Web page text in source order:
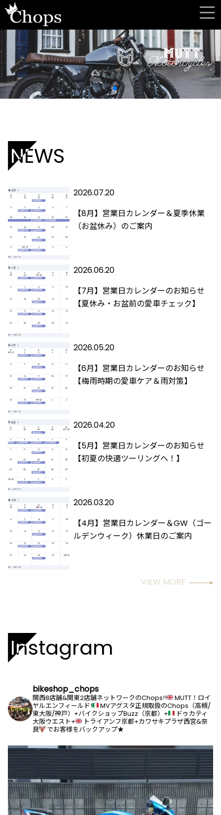
NEWS
2026.07.20
【8月】営業日カレンダー＆夏季休業
（お盆休み）のご案内
2026.06.20
【7月】営業日カレンダーのお知らせ
【夏休み・お盆前の愛車チェック】
2026.05.20
【6月】営業日カレンダーのお知らせ
【梅雨時期の愛車ケア＆雨対策】
2026.04.20
【5月】営業日カレンダーのお知らせ
【初夏の快適ツーリングへ！】
2026.03.20
【4月】営業日カレンダー＆GW（ゴー
ルデンウィーク）休業日のご案内
VIEW MORE
Instagram
bikeshop_chops
関西8店舗&関東2店舗ネットワークのChops!!
MUTT！ロイ
ヤルエンフィールド!
MVアグスタ正規取扱のChops（高槻/
東大阪/神戸）+バイクショップBuzz（京都）+
ドゥカティ
大阪ウエスト+
トライアンフ京都+カワサキプラザ西宮&奈
良
でお客様をバックアップ★